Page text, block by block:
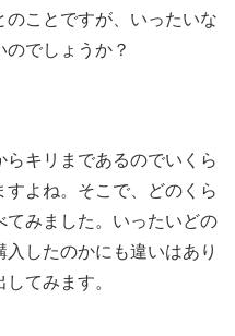
ことですが、いったいな
でしょうか？
らキリまであるのでいくら
すよね。そこで、どのくら
てみました。いったいどの
したのかにも違いはあり
てみます。